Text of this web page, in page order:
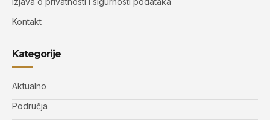
Kontakt
Kategorije
Aktualno
Područja